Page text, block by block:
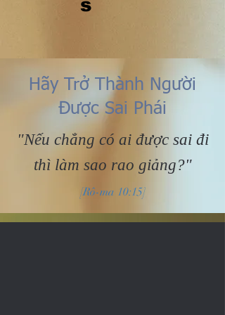
s
Hãy Trở Thành Người
Được Sai Phái
"Nếu chẳng có ai được sai đi
thì làm sao rao giảng?"
[Rô-ma 10:15]